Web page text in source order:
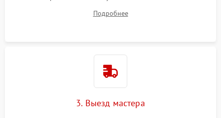
Подробнее
3. Выезд мастера